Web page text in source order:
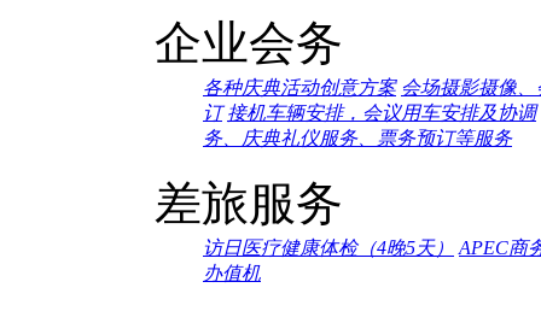
企业会务
各种庆典活动创意方案 会场摄影摄像
订 接机车辆安排，会议用车安排及协调
务、庆典礼仪服务、票务预订等服务
差旅服务
访日医疗健康体检（4晚5天）
APEC商
办值机